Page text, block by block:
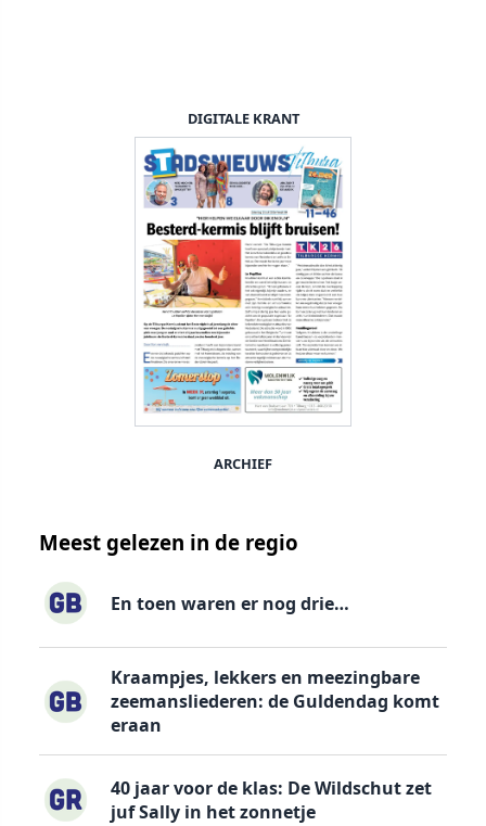
DIGITALE KRANT
ARCHIEF
Meest gelezen in de regio
En toen waren er nog drie…
Kraampjes, lekkers en meezingbare
zeemansliederen: de Guldendag komt
eraan
40 jaar voor de klas: De Wildschut zet
juf Sally in het zonnetje